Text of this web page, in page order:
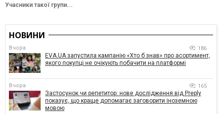
Учасники такої групи...
НОВИНИ
Вчора 186
EVA.UA запустила кампанію «Хто б знав» про асортимент,
якого покупці не очікують побачити на платформі
Вчора 165
Застосунок чи репетитор: нове дослідження від Preply
показує, що краще допомагає заговорити іноземною
мовою